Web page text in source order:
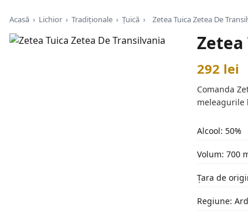
Acasă › Lichior › Tradiționale › Țuică › Zetea Tuica Zetea De
Zetea
292 lei
Comanda
meleagurile
Alcool: 50%
Volum: 700
Țara de
Regiune: